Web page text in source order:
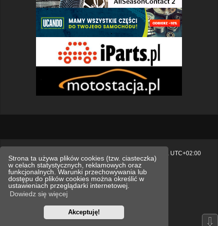
Strona ta używa plików cookies (tzw. ciasteczka)
w celach statystycznych, reklamowych oraz
funkcjonalnych. Warunki przechowywania lub
dostępu do plików cookies można określić w
ustawieniach przeglądarki internetowej.
Dowiedz się więcej
Akceptuję!
Strefa czasowa UTC+02:00
Polityka prywatności.
Technologię dostarczaphpBB® Forum Software © phpBB Limited
Polski pakiet językowy dostarczaphpBB.pl
we_universal created by INVENTEA & v12mike
phpBB SEO ⇩